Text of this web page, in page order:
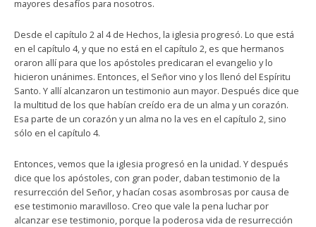
mayores desafíos para nosotros.
Desde el capítulo 2 al 4 de Hechos, la iglesia progresó. Lo que está
en el capítulo 4, y que no está en el capítulo 2, es que hermanos
oraron allí para que los apóstoles predicaran el evangelio y lo
hicieron unánimes. Entonces, el Señor vino y los llenó del Espíritu
Santo. Y allí alcanzaron un testimonio aun mayor. Después dice que
la multitud de los que habían creído era de un alma y un corazón.
Esa parte de un corazón y un alma no la ves en el capítulo 2, sino
sólo en el capítulo 4.
Entonces, vemos que la iglesia progresó en la unidad. Y después
dice que los apóstoles, con gran poder, daban testimonio de la
resurrección del Señor, y hacían cosas asombrosas por causa de
ese testimonio maravilloso. Creo que vale la pena luchar por
alcanzar ese testimonio, porque la poderosa vida de resurrección